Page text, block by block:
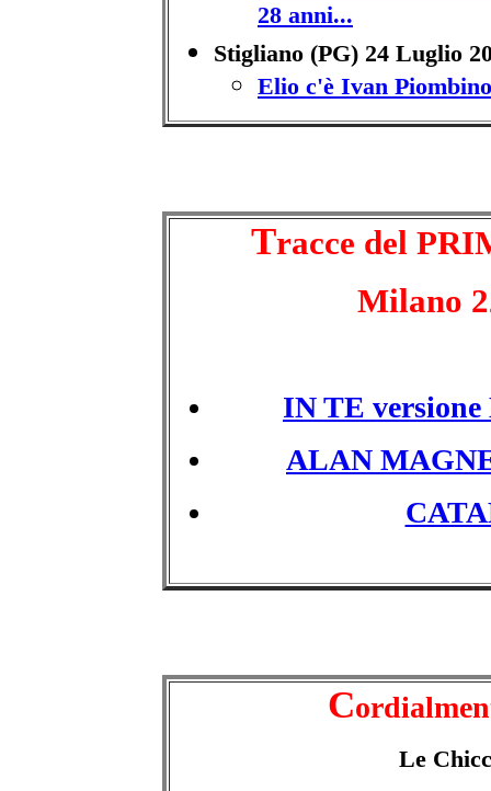
28 anni...
Stigliano (PG) 24 Luglio
Elio c'è Ivan
Tracce del
Milano
IN TE
ALAN
C
Le